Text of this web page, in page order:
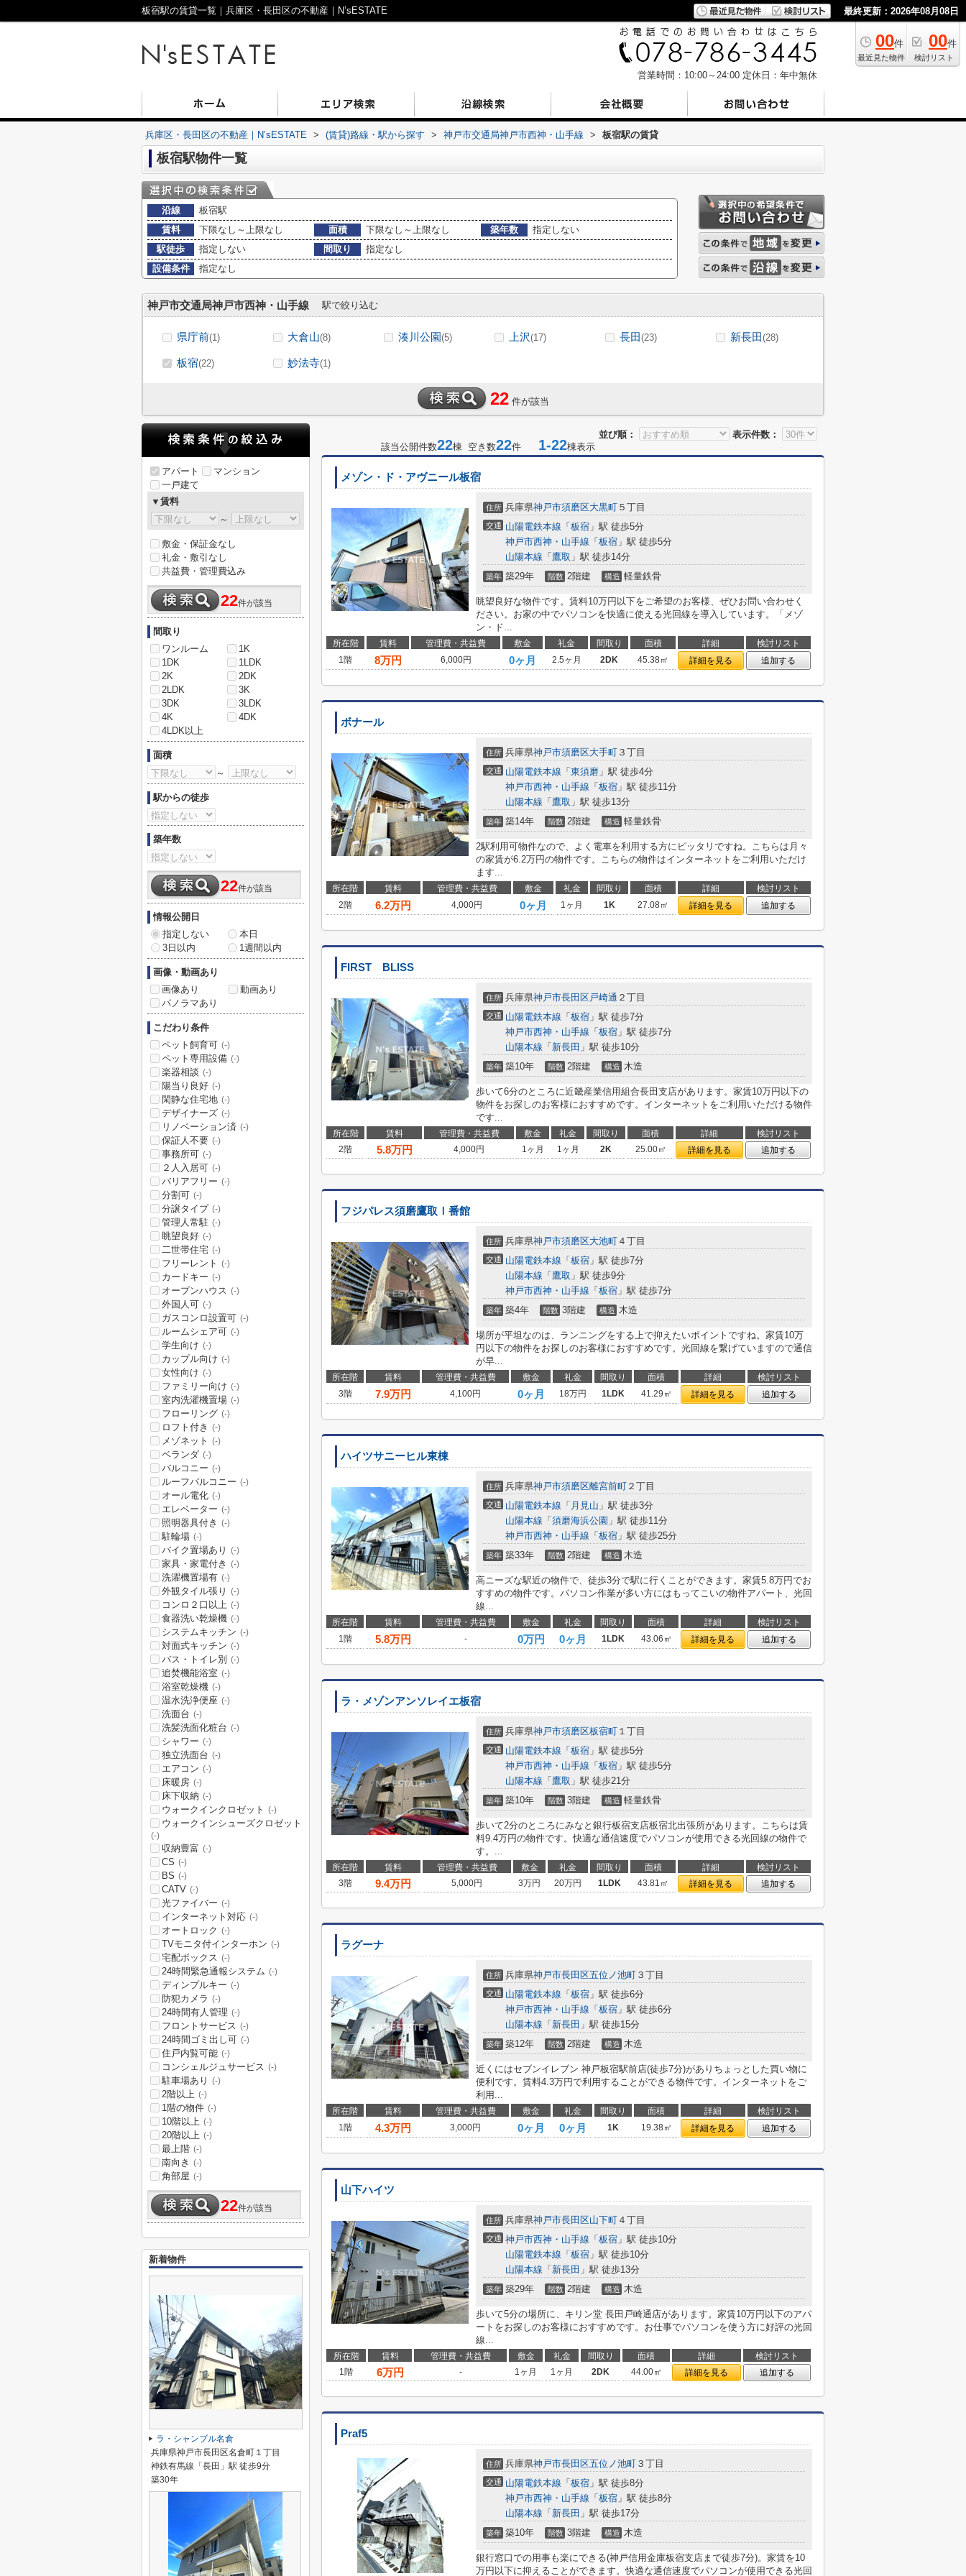
板宿駅の賃貸一覧｜兵庫区・長田区の不動産｜N’sESTATE 最終更新：2026年08月08日
00件
最近見た物件
00件
検討リスト
営業時間：10:00～24:00 定休日：年中無休
兵庫区・長田区の不動産｜N’sESTATE > (賃貸)路線・駅から探す > 神戸市交通局神戸市西神・山手線 > 板宿駅の賃貸
板宿駅物件一覧
沿線
板宿駅
賃料
下限なし～上限なし 面積 下限なし～上限なし 築年数
指定しない
駅徒歩
指定しない 間取り
指定なし
設備条件
指定なし
神戸市交通局神戸市西神・山手線 駅で絞り込む
県庁前(1) 大倉山(8) 湊川公園(5) 上沢(17) 長田(23) 新長田(28)
板宿(22) 妙法寺(1)
22 件が該当
並び順：
表示件数：
該当公開件数22棟 空き数22件 1-22棟表示
メゾン・ド・アヴニール板宿
住所 兵庫県神戸市須磨区大黒町 ５丁目
交通 山陽電鉄本線 「 板宿 」駅 徒歩5分
神戸市西神・山手線 「 板宿 」駅 徒歩5分
山陽本線 「 鷹取 」駅 徒歩14分
築年 築29年 階数 2階建 構造 軽量鉄骨
眺望良好な物件です。賃料10万円以下をご希望のお客様、ぜひお問い合わせく
ださい。お家の中でパソコンを快適に使える光回線を導入しています。「メゾ
ン・ド...
所在階 賃料 管理費・共益費 敷金 礼金 間取り 面積 詳細
検討リスト
1階
8万円 6,000円 0ヶ月 2.5ヶ月 2DK 45.38㎡ 詳細を見る 追加する
ボナール
住所 兵庫県神戸市須磨区大手町 ３丁目
交通 山陽電鉄本線 「 東須磨 」駅 徒歩4分
神戸市西神・山手線 「 板宿 」駅 徒歩11分
山陽本線 「 鷹取 」駅 徒歩13分
築年 築14年 階数 2階建 構造 軽量鉄骨
2駅利用可物件なので、よく電車を利用する方にピッタリですね。こちらは月々
の家賃が6.2万円の物件です。こちらの物件はインターネットをご利用いただけ
ます...
所在階 賃料 管理費・共益費 敷金 礼金 間取り 面積 詳細
検討リスト
2階
6.2万円 4,000円 0ヶ月 1ヶ月 1K 27.08㎡ 詳細を見る 追加する
FIRST BLISS
住所 兵庫県神戸市長田区戸崎通 ２丁目
交通 山陽電鉄本線 「 板宿 」駅 徒歩7分
神戸市西神・山手線 「 板宿 」駅 徒歩7分
山陽本線 「 新長田 」駅 徒歩10分
築年 築10年 階数 2階建 構造 木造
歩いて6分のところに近畿産業信用組合長田支店があります。家賃10万円以下の
物件をお探しのお客様におすすめです。インターネットをご利用いただける物件
です...
所在階 賃料 管理費・共益費 敷金 礼金 間取り 面積 詳細
検討リスト
2階
5.8万円 4,000円 1ヶ月 1ヶ月 2K 25.00㎡ 詳細を見る 追加する
フジパレス須磨鷹取Ⅰ番館
住所 兵庫県神戸市須磨区大池町 ４丁目
交通 山陽電鉄本線 「 板宿 」駅 徒歩7分
山陽本線 「 鷹取 」駅 徒歩9分
神戸市西神・山手線 「 板宿 」駅 徒歩7分
築年 築4年 階数 3階建 構造 木造
場所が平坦なのは、ランニングをする上で抑えたいポイントですね。家賃10万
円以下の物件をお探しのお客様におすすめです。光回線を繋げていますので通信
が早...
所在階 賃料 管理費・共益費 敷金 礼金 間取り 面積 詳細
検討リスト
3階
7.9万円 4,100円 0ヶ月 18万円 1LDK 41.29㎡ 詳細を見る 追加する
ハイツサニーヒル東棟
住所 兵庫県神戸市須磨区離宮前町 ２丁目
交通 山陽電鉄本線 「 月見山 」駅 徒歩3分
山陽本線 「 須磨海浜公園 」駅 徒歩11分
神戸市西神・山手線 「 板宿 」駅 徒歩25分
築年 築33年 階数 2階建 構造 木造
高ニーズな駅近の物件で、徒歩3分で駅に行くことができます。家賃5.8万円でお
すすめの物件です。パソコン作業が多い方にはもってこいの物件アパート、光回
線...
所在階 賃料 管理費・共益費 敷金 礼金 間取り 面積 詳細
検討リスト
1階
5.8万円 - 0万円 0ヶ月 1LDK 43.06㎡ 詳細を見る 追加する
ラ・メゾンアンソレイエ板宿
住所 兵庫県神戸市須磨区板宿町 １丁目
交通 山陽電鉄本線 「 板宿 」駅 徒歩5分
神戸市西神・山手線 「 板宿 」駅 徒歩5分
山陽本線 「 鷹取 」駅 徒歩21分
築年 築10年 階数 3階建 構造 軽量鉄骨
歩いて2分のところにみなと銀行板宿支店板宿北出張所があります。こちらは賃
料9.4万円の物件です。快適な通信速度でパソコンが使用できる光回線の物件で
す。...
所在階 賃料 管理費・共益費 敷金 礼金 間取り 面積 詳細
検討リスト
3階
9.4万円 5,000円 3万円 20万円 1LDK 43.81㎡ 詳細を見る 追加する
ラグーナ
住所 兵庫県神戸市長田区五位ノ池町 ３丁目
交通 山陽電鉄本線 「 板宿 」駅 徒歩6分
神戸市西神・山手線 「 板宿 」駅 徒歩6分
山陽本線 「 新長田 」駅 徒歩15分
築年 築12年 階数 2階建 構造 木造
近くにはセブンイレブン 神戸板宿駅前店(徒歩7分)がありちょっとした買い物に
便利です。賃料4.3万円で利用することができる物件です。インターネットをご
利用...
所在階 賃料 管理費・共益費 敷金 礼金 間取り 面積 詳細
検討リスト
1階
4.3万円 3,000円 0ヶ月 0ヶ月 1K 19.38㎡ 詳細を見る 追加する
山下ハイツ
住所 兵庫県神戸市長田区山下町 ４丁目
交通 神戸市西神・山手線 「 板宿 」駅 徒歩10分
山陽電鉄本線 「 板宿 」駅 徒歩10分
山陽本線 「 新長田 」駅 徒歩13分
築年 築29年 階数 2階建 構造 木造
歩いて5分の場所に、キリン堂 長田戸崎通店があります。家賃10万円以下のアパ
ートをお探しのお客様におすすめです。お仕事でパソコンを使う方に好評の光回
線...
所在階 賃料 管理費・共益費 敷金 礼金 間取り 面積 詳細
検討リスト
1階
6万円 - 1ヶ月 1ヶ月 2DK 44.00㎡ 詳細を見る 追加する
Praf5
住所 兵庫県神戸市長田区五位ノ池町 ３丁目
交通 山陽電鉄本線 「 板宿 」駅 徒歩8分
神戸市西神・山手線 「 板宿 」駅 徒歩8分
山陽本線 「 新長田 」駅 徒歩17分
築年 築10年 階数 3階建 構造 木造
銀行窓口での用事も楽にできる(神戸信用金庫板宿支店まで徒歩7分)。家賃を10
万円以下に抑えることができます。快適な通信速度でパソコンが使用できる光回
アパート
マンション
一戸建て
▼賃料
～
敷金・保証金なし
礼金・敷引なし
共益費・管理費込み
22件が該当
間取り
ワンルーム
1K
1DK
1LDK
2K
2DK
2LDK
3K
3DK
3LDK
4K
4DK
4LDK以上
面積
～
駅からの徒歩
築年数
22件が該当
情報公開日
指定しない
本日
3日以内
1週間以内
画像・動画あり
画像あり
動画あり
パノラマあり
こだわり条件
ペット飼育可 (-)
ペット専用設備 (-)
楽器相談 (-)
陽当り良好 (-)
閑静な住宅地 (-)
デザイナーズ (-)
リノベーション済 (-)
保証人不要 (-)
事務所可 (-)
２人入居可 (-)
バリアフリー (-)
分割可 (-)
分譲タイプ (-)
管理人常駐 (-)
眺望良好 (-)
二世帯住宅 (-)
フリーレント (-)
カードキー (-)
オープンハウス (-)
外国人可 (-)
ガスコンロ設置可 (-)
ルームシェア可 (-)
学生向け (-)
カップル向け (-)
女性向け (-)
ファミリー向け (-)
室内洗濯機置場 (-)
フローリング (-)
ロフト付き (-)
メゾネット (-)
ベランダ (-)
バルコニー (-)
ルーフバルコニー (-)
オール電化 (-)
エレベーター (-)
照明器具付き (-)
駐輪場 (-)
バイク置場あり (-)
家具・家電付き (-)
洗濯機置場有 (-)
外観タイル張り (-)
コンロ２口以上 (-)
食器洗い乾燥機 (-)
システムキッチン (-)
対面式キッチン (-)
バス・トイレ別 (-)
追焚機能浴室 (-)
浴室乾燥機 (-)
温水洗浄便座 (-)
洗面台 (-)
洗髪洗面化粧台 (-)
シャワー (-)
独立洗面台 (-)
エアコン (-)
床暖房 (-)
床下収納 (-)
ウォークインクロゼット (-)
ウォークインシューズクロゼット
(-)
収納豊富 (-)
CS (-)
BS (-)
CATV (-)
光ファイバー (-)
インターネット対応 (-)
オートロック (-)
TVモニタ付インターホン (-)
宅配ボックス (-)
24時間緊急通報システム (-)
ディンプルキー (-)
防犯カメラ (-)
24時間有人管理 (-)
フロントサービス (-)
24時間ゴミ出し可 (-)
住戸内覧可能 (-)
コンシェルジュサービス (-)
駐車場あり (-)
2階以上 (-)
1階の物件 (-)
10階以上 (-)
20階以上 (-)
最上階 (-)
南向き (-)
角部屋 (-)
22件が該当
新着物件
ラ・シャンブル名倉
兵庫県神戸市長田区名倉町１丁目
神鉄有馬線「長田」駅 徒歩9分
築30年